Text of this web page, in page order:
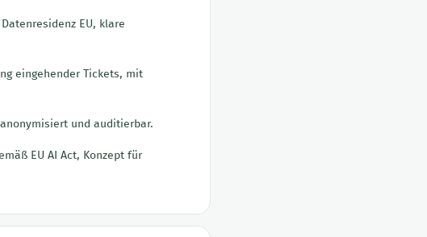
EU, klare
eingehender Tickets, mit
und auditierbar.
EU AI Act, Konzept für